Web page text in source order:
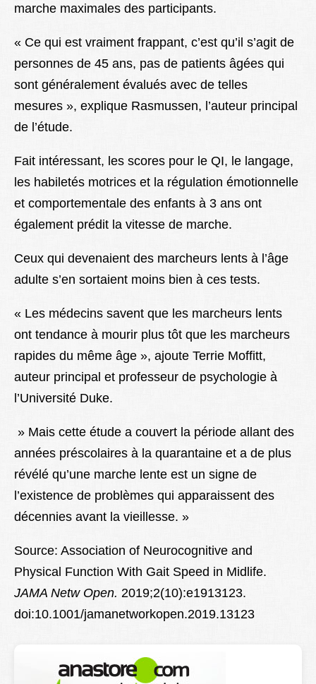
marche maximales des participants.
« Ce qui est vraiment frappant, c’est qu’il s’agit de
personnes de 45 ans, pas de patients âgées qui
sont généralement évalués avec de telles
mesures », explique Rasmussen, l’auteur principal
de l’étude.
Fait intéressant, les scores pour le QI, le langage,
les habiletés motrices et la régulation émotionnelle
et comportementale des enfants à 3 ans ont
également prédit la vitesse de marche.
Ceux qui devenaient des marcheurs lents à l’âge
adulte s’en sortaient moins bien à ces tests.
« Les médecins savent que les marcheurs lents
ont tendance à mourir plus tôt que les marcheurs
rapides du même âge », ajoute Terrie Moffitt,
auteur principal et professeur de psychologie à
l’Université Duke.
» Mais cette étude a couvert la période allant des
années préscolaires à la quarantaine et a de plus
révélé qu’une marche lente est un signe de
l’existence de problèmes qui apparaissent des
décennies avant la vieillesse. »
Source: Association of Neurocognitive and
Physical Function With Gait Speed in Midlife.
JAMA Netw Open. 2019;2(10):e1913123.
doi:10.1001/jamanetworkopen.2019.13123